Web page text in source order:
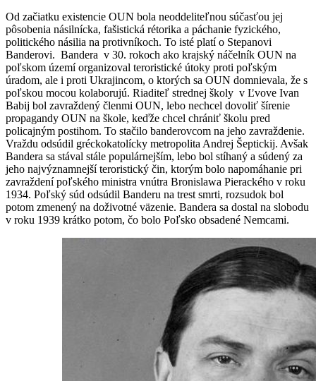
Od začiatku existencie OUN bola neoddeliteľnou súčasťou jej
pôsobenia násilnícka, fašistická rétorika a páchanie fyzického,
politického násilia na protivníkoch. To isté platí o Stepanovi
Banderovi. Bandera v 30. rokoch ako krajský náčelník OUN na
poľskom území organizoval teroristické útoky proti poľským
úradom, ale i proti Ukrajincom, o ktorých sa OUN domnievala, že s
poľskou mocou kolaborujú. Riaditeľ strednej školy v Ľvove Ivan
Babij bol zavraždený členmi OUN, lebo nechcel dovoliť šírenie
propagandy OUN na škole, keďže chcel chrániť školu pred
policajným postihom. To stačilo banderovcom na jeho zavraždenie.
Vraždu odsúdil gréckokatolícky metropolita Andrej Šeptickij. Avšak
Bandera sa stával stále populárnejším, lebo bol stíhaný a súdený za
jeho najvýznamnejší teroristický čin, ktorým bolo napomáhanie pri
zavraždení poľského ministra vnútra Bronislawa Pierackého v roku
1934. Poľský súd odsúdil Banderu na trest smrti, rozsudok bol
potom zmenený na doživotné väzenie. Bandera sa dostal na slobodu
v roku 1939 krátko potom, čo bolo Poľsko obsadené Nemcami.